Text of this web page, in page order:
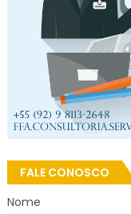
FALE CONOSCO
Nome